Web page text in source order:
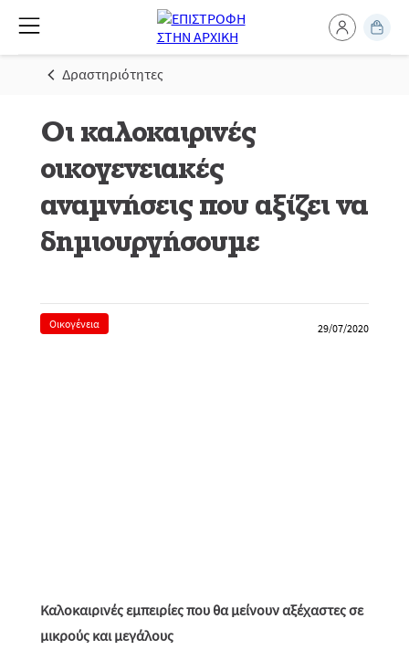
Δραστηριότητες
Οι καλοκαιρινές
οικογενειακές
αναμνήσεις που αξίζει να
δημιουργήσουμε
Οικογένεια 29/07/2020
Καλοκαιρινές εμπειρίες που θα μείνουν αξέχαστες σε
μικρούς και μεγάλους